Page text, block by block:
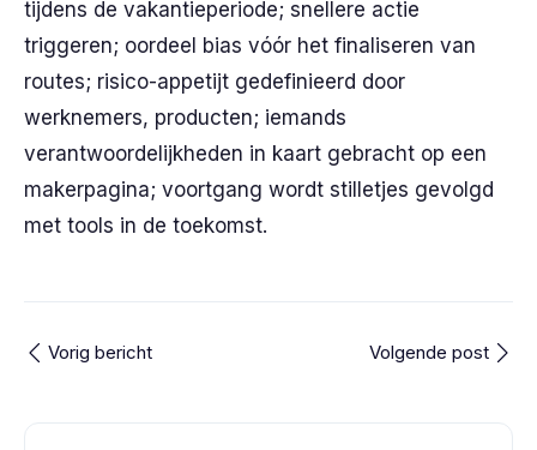
tijdens de vakantieperiode; snellere actie
triggeren; oordeel bias vóór het finaliseren van
routes; risico-appetijt gedefinieerd door
werknemers, producten; iemands
verantwoordelijkheden in kaart gebracht op een
makerpagina; voortgang wordt stilletjes gevolgd
met tools in de toekomst.
Vorig bericht Volgende post